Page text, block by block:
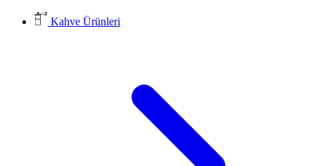
Kahve Ürünleri